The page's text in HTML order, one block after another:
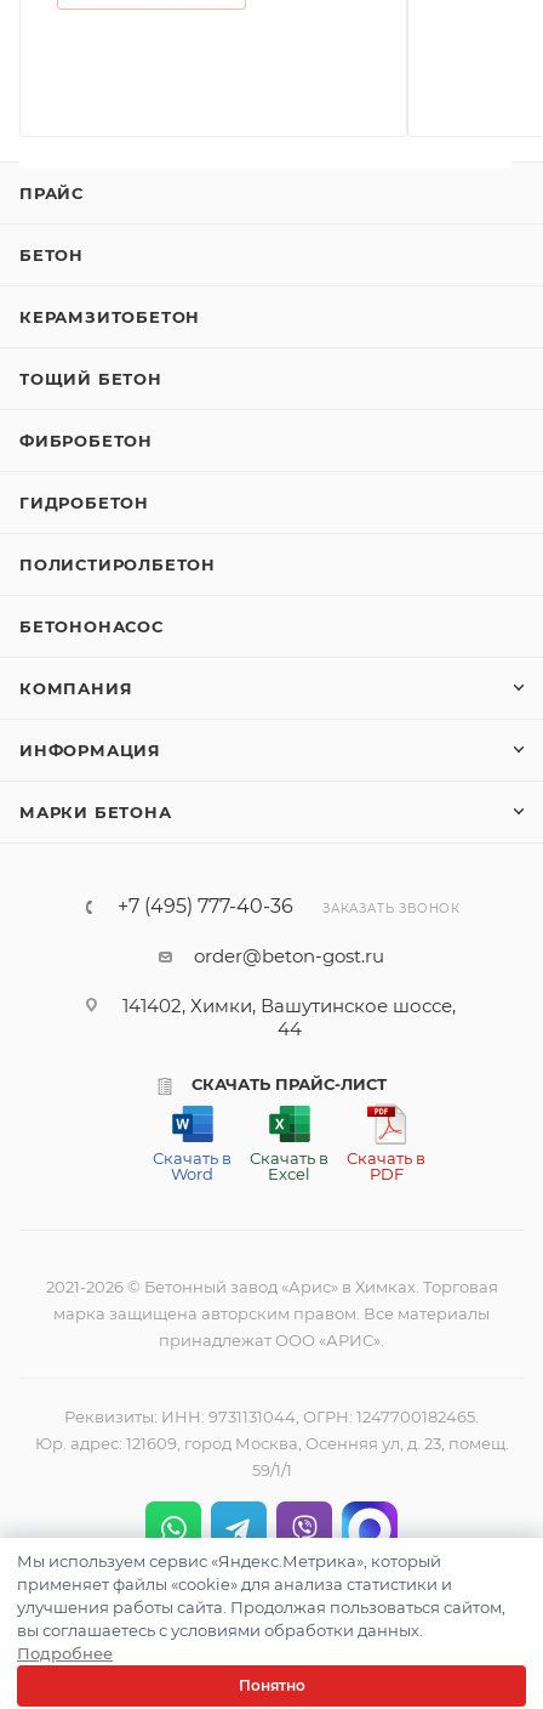
ПРАЙС
БЕТОН
КЕРАМЗИТОБЕТОН
ТОЩИЙ БЕТОН
ФИБРОБЕТОН
ГИДРОБЕТОН
ПОЛИСТИРОЛБЕТОН
БЕТОНОНАСОС
КОМПАНИЯ
ИНФОРМАЦИЯ
МАРКИ БЕТОНА
+7 (495) 777-40-36 ЗАКАЗАТЬ ЗВОНОК
order@beton-gost.ru
141402, Химки, Вашутинское шоссе,
44
СКАЧАТЬ ПРАЙС-ЛИСТ
Скачать в
Word
Скачать в
Excel
Скачать в
PDF
2021-2026 © Бетонный завод «Арис» в Химках. Торговая
марка защищена авторским правом. Все материалы
принадлежат ООО «АРИС».
Реквизиты: ИНН: 9731131044, ОГРН: 1247700182465.
Юр. адрес: 121609, город Москва, Осенняя ул, д. 23, помещ.
59/1/1
Режим работы завода:круглосуточно, без выходных.
Режим работы лаборатории:с 8:00–17:00, без перерыва,
выходной – воскресенье.
Мы используем сервис «Яндекс.Метрика», который
применяет файлы «cookie» для анализа статистики и
улучшения работы сайта. Продолжая пользоваться сайтом,
вы соглашаетесь с условиями обработки данных.
Подробнее
Понятно